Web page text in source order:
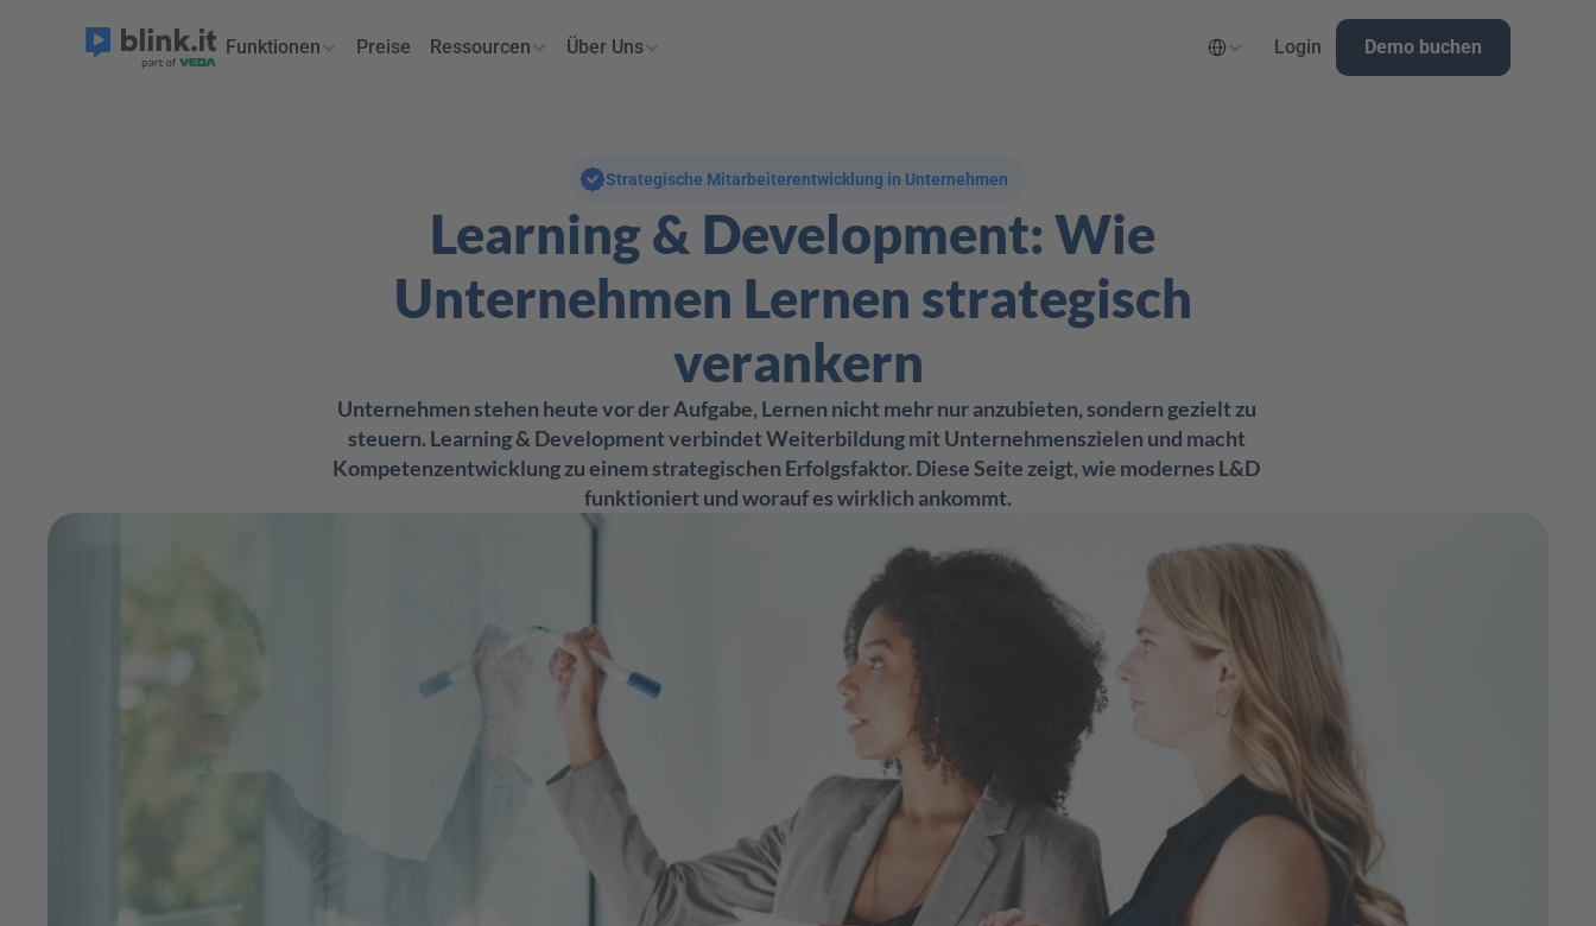
Strategische Mitarbeiterentwicklung in Unternehmen
Learning & Development: Wie
Unternehmen Lernen strategisch
verankern
Unternehmen stehen heute vor der Aufgabe, Lernen nicht mehr nur anzubieten, sondern gezielt zu
steuern. Learning & Development verbindet Weiterbildung mit Unternehmenszielen und macht
Kompetenzentwicklung zu einem strategischen Erfolgsfaktor. Diese Seite zeigt, wie modernes L&D
funktioniert und worauf es wirklich ankommt.
Funktionen Preise Ressourcen Über Uns Login Demo buchen